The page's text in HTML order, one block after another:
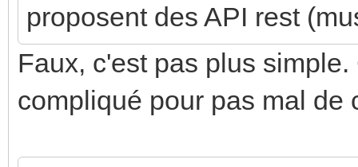
proposent des API rest
Faux, c'est pas plus
compliqué pour pas mal de